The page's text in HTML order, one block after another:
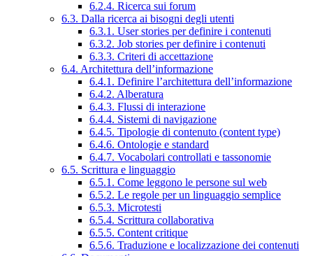
6.2.4. Ricerca sui forum
6.3. Dalla ricerca ai bisogni degli utenti
6.3.1. User stories per definire i contenuti
6.3.2. Job stories per definire i contenuti
6.3.3. Criteri di accettazione
6.4. Architettura dell’informazione
6.4.1. Definire l’architettura dell’informazione
6.4.2. Alberatura
6.4.3. Flussi di interazione
6.4.4. Sistemi di navigazione
6.4.5. Tipologie di contenuto (content type)
6.4.6. Ontologie e standard
6.4.7. Vocabolari controllati e tassonomie
6.5. Scrittura e linguaggio
6.5.1. Come leggono le persone sul web
6.5.2. Le regole per un linguaggio semplice
6.5.3. Microtesti
6.5.4. Scrittura collaborativa
6.5.5. Content critique
6.5.6. Traduzione e localizzazione dei contenuti